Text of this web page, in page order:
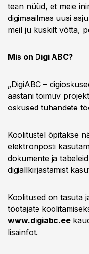
tean nüüd, et meie
digimaailmas uusi
meil ju kuskilt võtta,
Mis on Digi ABC?
„DigiABC –
aastani toimuv
oskused tuhandete
Koolitustel õpitakse
elektronposti
dokumente ja
digiallkirjastamist
Koolitused on tasuta
töötajate
www.digiabc.ee
lisainfot.